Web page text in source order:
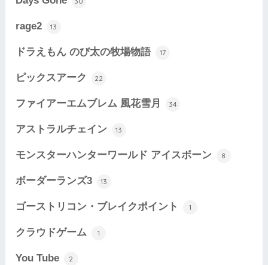
rage2 13
ドラえもん のび太の牧場物語 17
ピックスアーク 22
ファイアーエムブレム 風花雪月 34
アストラルチェイン 13
モンスターハンターワールド アイスボーン 8
ボーダーランズ3 13
ゴーストリコン・ブレイクポイント 1
クラウドゲーム 1
You Tube 2